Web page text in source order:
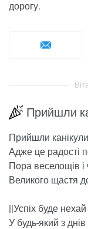
дорогу.
Прийшли
Прийшли
Адже це радості
Пора веселощів і
Великого щастя
||Успіх буде
У будь-який з